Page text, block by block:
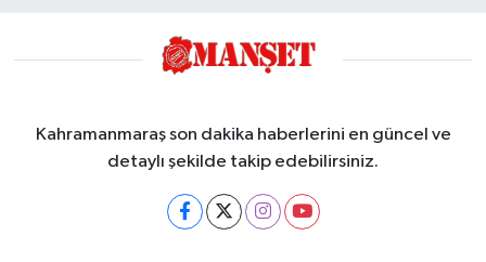
Kahramanmaraş son dakika haberlerini en güncel ve
detaylı şekilde takip edebilirsiniz.